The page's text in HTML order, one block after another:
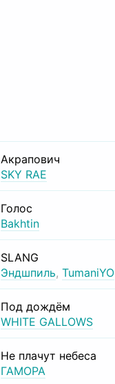
Акрапович
SKY RAE
Голос
Bakhtin
SLANG
Эндшпиль, TumaniYO
Под дождём
WHITE GALLOWS
Не плачут небеса
ГАМОРА